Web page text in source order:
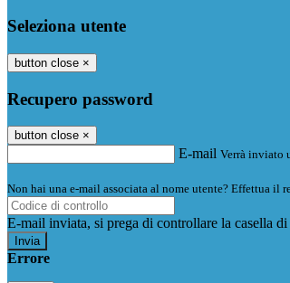
Seleziona utente
button close ×
Recupero password
button close ×
E-mail Verrà inviato
Non hai una e-mail associata al nome utente? Effettua il
E-mail inviata, si prega di controllare la casella
Errore